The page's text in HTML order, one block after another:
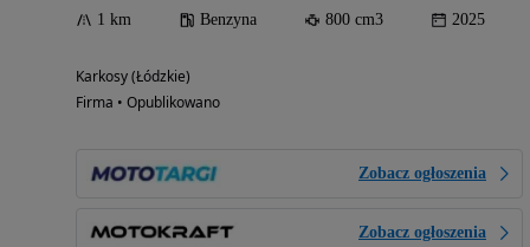
1 km Benzyna 800 cm3 2025
Karkosy (Łódzkie)
Firma • Opublikowano
Zobacz ogłoszenia
Zobacz ogłoszenia